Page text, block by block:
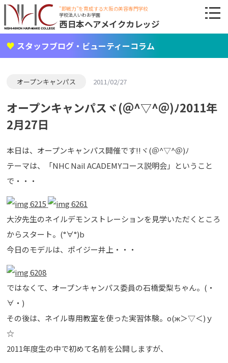
"即戦力"を育成する大阪の美容専門学校
学校法人いわお学園
西日本ヘアメイクカレッジ
スタッフブログ・ビューティーコラム
オープンキャンパス 2011/02/27
オープンキャンパスヾ(＠^▽^＠)ﾉ2011年
2月27日
本日は、オープンキャンパス開催です!!ヾ(＠^▽^＠)ﾉ
テーマは、「NHC Nail ACADEMYコース説明会」ということ
で・・・
大汐先生のネイルデモンストレーションを見学いただくところ
からスタート。(°∀°)b
今日のモデルは、ポイジー井上・・・
ではなくて、オープンキャンパス委員の石橋愛梨ちゃん。(・
∀・)
その後は、ネイル専用教室を使った実習体験。о(ж＞▽＜)ｙ
☆
2011年度生の中で初めて名前を公開しますが、